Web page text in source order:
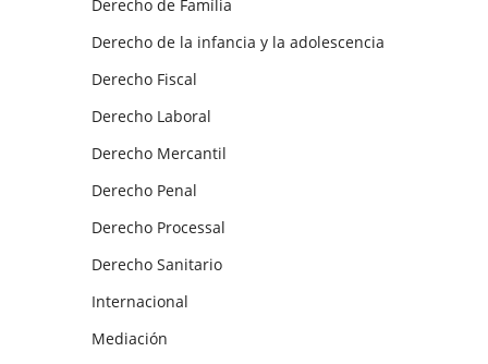
Derecho de Família
Derecho de la infancia y la adolescencia
Derecho Fiscal
Derecho Laboral
Derecho Mercantil
Derecho Penal
Derecho Processal
Derecho Sanitario
Internacional
Mediación